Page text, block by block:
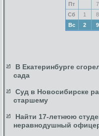
Пт
7
Сб
1 8
Вс
2 9
В Екатеринбурге
сада
Суд в Новосибирске
старшему
Найти 17-летнюю
неравнодушный